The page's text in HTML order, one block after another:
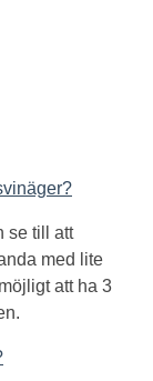
se till att
med lite
att ha 3